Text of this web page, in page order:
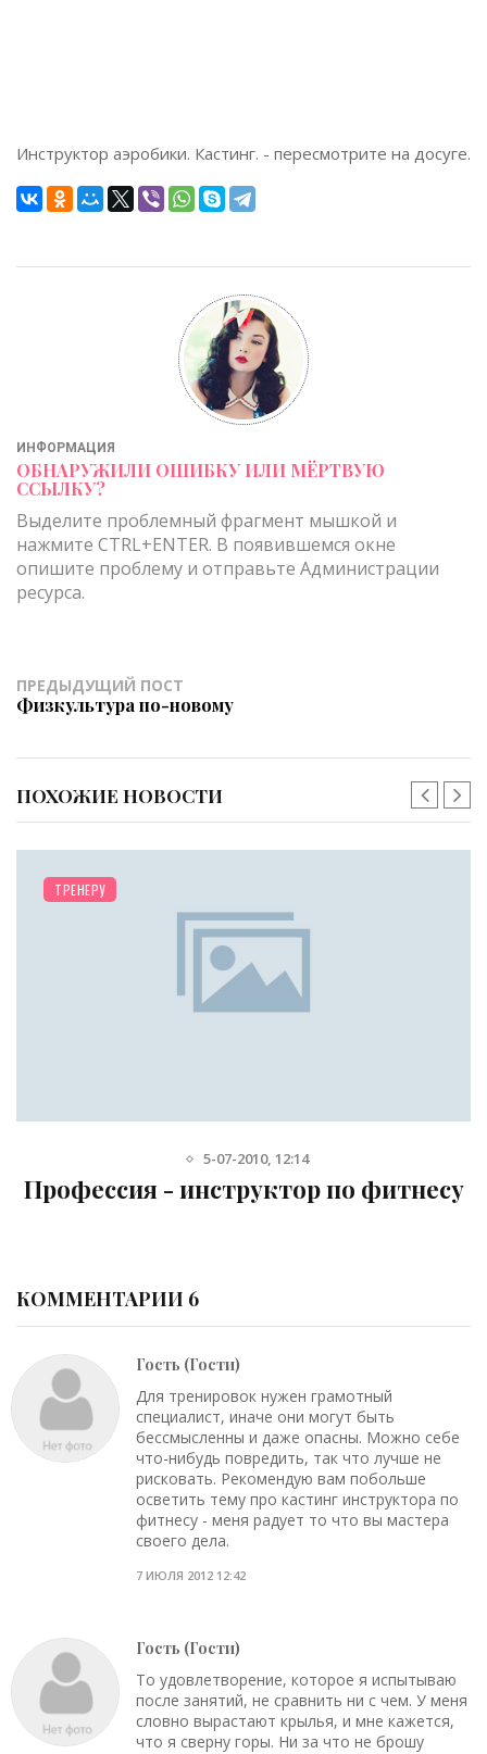
Инструктор аэробики. Кастинг. - пересмотрите на досуге.
ИНФОРМАЦИЯ
ОБНАРУЖИЛИ ОШИБКУ ИЛИ МЁРТВУЮ
ССЫЛКУ?
Выделите проблемный фрагмент мышкой и
нажмите CTRL+ENTER. В появившемся окне
опишите проблему и отправьте Администрации
ресурса.
ПРЕДЫДУЩИЙ ПОСТ
Физкультура по-новому
ПОХОЖИЕ НОВОСТИ
ТРЕНЕРУ
5-07-2010, 12:14
Профессия - инструктор по фитнесу
КОММЕНТАРИИ 6
Гость (Гости)
Для тренировок нужен грамотный
специалист, иначе они могут быть
бессмысленны и даже опасны. Можно себе
что-нибудь повредить, так что лучше не
рисковать. Рекомендую вам побольше
осветить тему про кастинг инструктора по
фитнесу - меня радует то что вы мастера
своего дела.
7 ИЮЛЯ 2012 12:42
Гость (Гости)
То удовлетворение, которое я испытываю
после занятий, не сравнить ни с чем. У меня
словно вырастают крылья, и мне кажется,
что я сверну горы. Ни за что не брошу